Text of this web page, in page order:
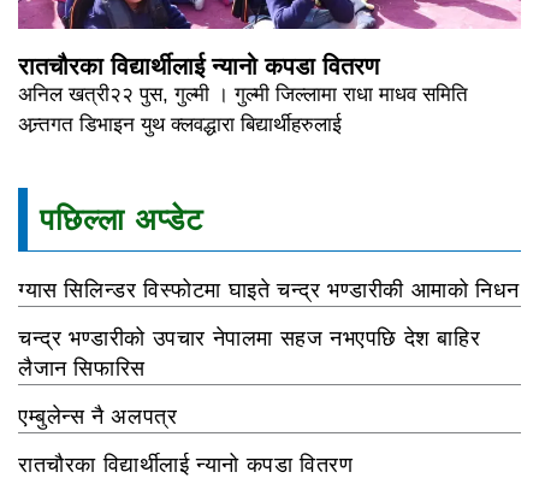
रातचौरका विद्यार्थीलाई न्यानो कपडा वितरण
अनिल खत्री२२ पुस, गुल्मी । गुल्मी जिल्लामा राधा माधव समिति
अन्र्तगत डिभाइन युथ क्लवद्धारा बिद्यार्थीहरुलाई
पछिल्ला अप्डेट
ग्यास सिलिन्डर विस्फोटमा घाइते चन्द्र भण्डारीकी आमाको निधन
चन्द्र भण्डारीको उपचार नेपालमा सहज नभएपछि देश बाहिर
लैजान सिफारिस
एम्बुलेन्स नै अलपत्र
रातचौरका विद्यार्थीलाई न्यानो कपडा वितरण